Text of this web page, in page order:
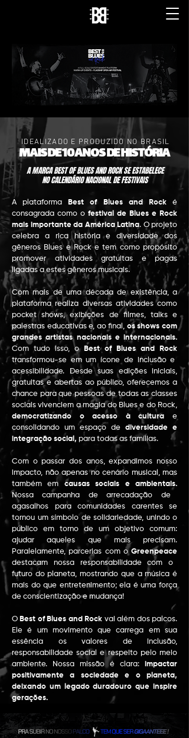
MAIS DE 10 ANOS DE HISTÓRIA
IDEALIZADO E PRODUZIDO NO BRASIL
A MARCA BEST OF BLUES AND ROCK SE ESTABELECE
NO CALENDÁRIO NACIONAL DE FESTIVAIS
A plataforma Best of Blues and Rocké
consagrada como o festival de Blues e Rock
mais importante da América Latina. O projeto
celebra a rica história e diversidade dos
gêneros Blues e Rock e tem como propósito
promover atividades gratuitas e pagas
ligadas a estes gêneros musicais.
Com mais de uma década de existência, a
plataforma realiza diversas atividades como
pocket shows, exibições de filmes, talks e
palestras educativas e, ao final, os shows com
grandes artistas nacionais e internacionais.
Com tudo isso, o
Best of Blues and Rock
transformou-se em um ícone de inclusão e
acessibilidade. Desde suas edições iniciais,
gratuitas e abertas ao público, oferecemos a
chance para que pessoas de todas as classes
sociais vivenciem a magia do Blues e do Rock,
democratizando o acesso à cultura e
consolidando um espaço de diversidade e
integração social, para todas as famílias.
Com o passar dos anos, expandimos nosso
impacto, não apenas no cenário musical, mas
também em causas sociais e ambientais.
Nossa campanha de arrecadação de
agasalhos para comunidades carentes se
tornou um símbolo de solidariedade, unindo o
público em torno de um objetivo comum:
ajudar aqueles que mais precisam.
Paralelamente, parcerias com o Greenpeace
destacam nossa responsabilidade com o
futuro do planeta, mostrando que a música é
mais do que entretenimento; ela é uma força
de conscientização e mudança!
O Best of Blues and Rock vai além dos palcos.
Ele é um movimento que carrega em sua
essência os valores de inclusão,
responsabilidade social e respeito pelo meio
ambiente.​ Nossa missão é clara:
impactar
positivamente a sociedade e o planeta,
deixando um legado duradouro que inspire
gerações.